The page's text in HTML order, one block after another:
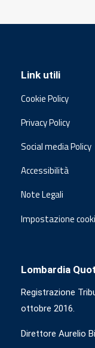
Link utili
Cookie Policy
Privacy Policy
Social media Policy
Accessibilità
Note Legali
Impostazione
Lombardia
Registrazione
ottobre 2016.
Direttore Aurelio